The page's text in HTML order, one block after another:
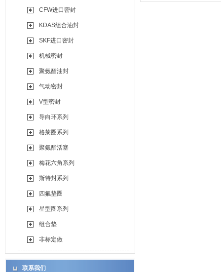
CFW进口密封
KDAS组合油封
SKF进口密封
机械密封
聚氨酯油封
气动密封
V型密封
导向环系列
格莱圈系列
聚氨酯活塞
梅花六角系列
斯特封系列
四氟垫圈
星型圈系列
组合垫
非标定做
联系我们